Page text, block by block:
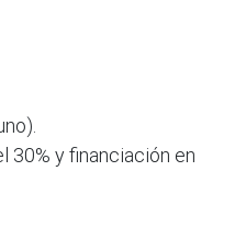
30% y financiación en